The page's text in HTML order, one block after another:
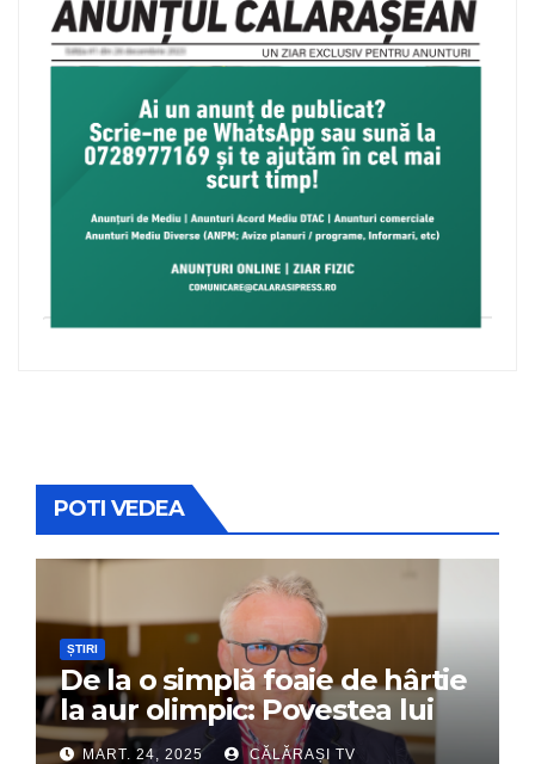
POTI VEDEA
ȘTIRI
De la o simplă foaie de hârtie
la aur olimpic: Povestea lui
Dumitru Chirilă
MART. 24, 2025 CĂLĂRAȘI TV